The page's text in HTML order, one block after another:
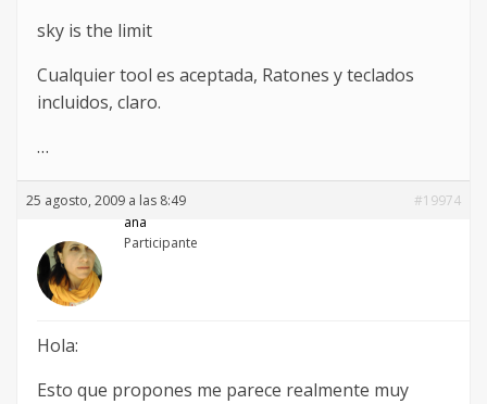
sky is the limit
Cualquier tool es aceptada, Ratones y teclados
incluidos, claro.
…
25 agosto, 2009 a las 8:49
#19974
ana
Participante
Hola:
Esto que propones me parece realmente muy